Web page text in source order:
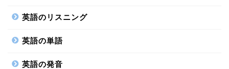
英語のリスニング
英語の単語
英語の発音